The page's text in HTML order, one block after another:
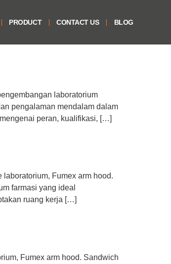
PRODUCT CONTACT US BLOG
laboratorium
pengalaman mendalam dalam
peran, kualifikasi, […]
Fumex arm hood.
farmasi yang ideal
ruang kerja […]
Fumex arm hood. Sandwich